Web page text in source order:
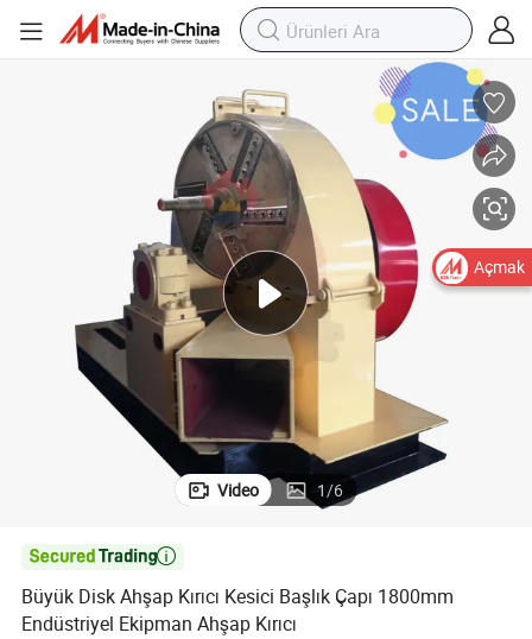
Video 1/6

Büyük Disk Ahşap Kırıcı Kesici Başlık Çapı 1800mm
Endüstriyel Ekipman Ahşap Kırıcı
Açmak